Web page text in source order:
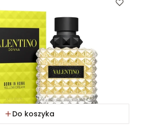
Do koszyka